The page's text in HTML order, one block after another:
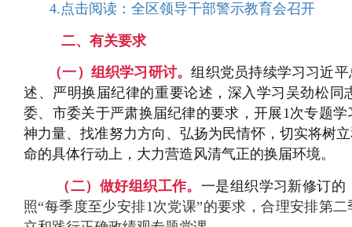
4.点击阅读：全区领导干部警示教育会召开
二、有关要求
（一）组织学习研讨。组织党员持续学习习近
述、严明换届纪律的重要论述，深入学习吴劲松
委、市委关于严肃换届纪律的要求，开展1次专题
神力量、找准努力方向、弘扬为民情怀，切实将树
命的具体行动上，大力营造风清气正的换届环境。
（二）做好组织工作。 一是组织学习新修订的
照“每季度至少安排1次党课”的要求，合理安排第